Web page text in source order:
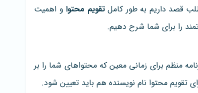
قصد داریم به طور کامل تقویم محتوا و اهمیت
را برای شما شرح دهیم.
منظم برای زمانی معین که محتواهای شما را بر
تقویم محتوا نام نویسنده هم باید تعیین شود.